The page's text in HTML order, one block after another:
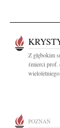
Z głębokim
śmierci prof.
POZNAŃ